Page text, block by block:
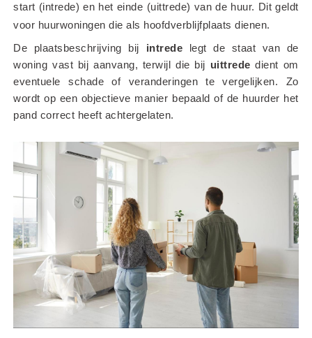
start (intrede) en het einde (uittrede) van de huur. Dit geldt
voor huurwoningen die als hoofdverblijfplaats dienen.
De plaatsbeschrijving bij intrede legt de staat van de
woning vast bij aanvang, terwijl die bij uittrede dient om
eventuele schade of veranderingen te vergelijken. Zo
wordt op een objectieve manier bepaald of de huurder het
pand correct heeft achtergelaten.